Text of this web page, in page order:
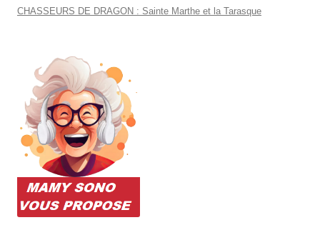
CHASSEURS DE DRAGON : Sainte Marthe et la Tarasque